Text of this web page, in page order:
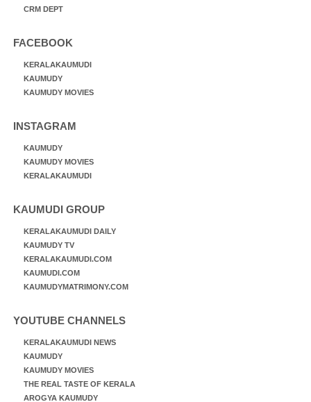
CRM DEPT
FACEBOOK
KERALAKAUMUDI
KAUMUDY
KAUMUDY MOVIES
INSTAGRAM
KAUMUDY
KAUMUDY MOVIES
KERALAKAUMUDI
KAUMUDI GROUP
KERALAKAUMUDI DAILY
KAUMUDY TV
KERALAKAUMUDI.COM
KAUMUDI.COM
KAUMUDYMATRIMONY.COM
YOUTUBE CHANNELS
KERALAKAUMUDI NEWS
KAUMUDY
KAUMUDY MOVIES
THE REAL TASTE OF KERALA
AROGYA KAUMUDY